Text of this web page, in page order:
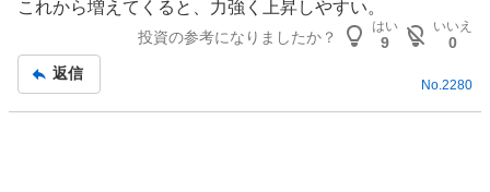
記
これから増えてくると、力強く上昇しやすい。
投資の参考になりましたか？
はい
9
いいえ
0
返信
No. 2280